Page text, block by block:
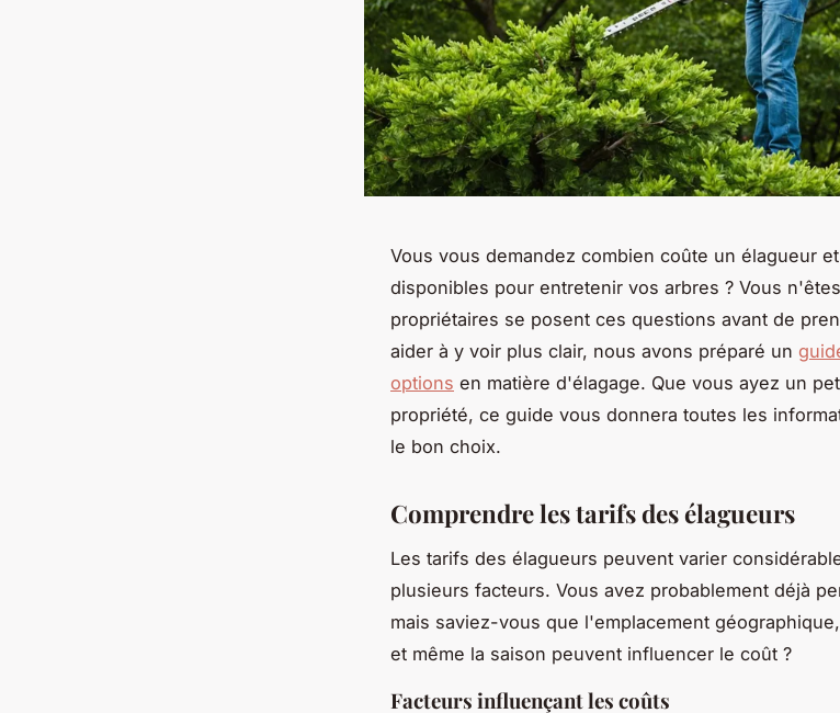
Vous vous demandez combien coûte un élagueur
disponibles pour entretenir vos arbres ? Vous
propriétaires se posent ces questions avant de
aider à y voir plus clair, nous avons préparé un
options en matière d'élagage. Que vous ayez un
propriété, ce guide vous donnera toutes les
le bon choix.
Comprendre les tarifs des élagueurs
Les tarifs des élagueurs peuvent varier
plusieurs facteurs. Vous avez probablement déjà
mais saviez-vous que l'emplacement
et même la saison peuvent influencer le coût ?
Facteurs influençant les coûts